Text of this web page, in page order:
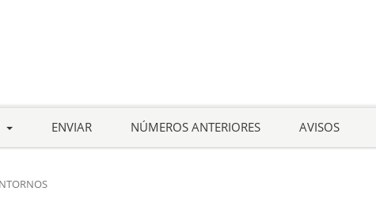
ENVIAR NÚMEROS ANTERIORES AVISOS